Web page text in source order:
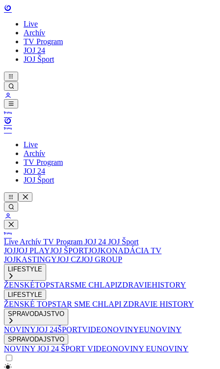
Live
Archív
TV Program
JOJ 24
JOJ Šport
Live
Archív
TV Program
JOJ 24
JOJ Šport
Live Archív TV Program JOJ 24 JOJ Šport
JOJJOJ PLAYJOJ ŠPORTJOJKONADÁCIA TV
JOJKASTINGYJOJ CZJOJ GROUP
LIFESTYLE
ŽENSKÉTOPSTARSME CHLAPIZDRAVIEHISTORY
LIFESTYLE
ŽENSKÉ TOPSTAR SME CHLAPI ZDRAVIE HISTORY
SPRAVODAJSTVO
NOVINYJOJ 24ŠPORTVIDEONOVINYEUNOVINY
SPRAVODAJSTVO
NOVINY JOJ 24 ŠPORT VIDEONOVINY EUNOVINY